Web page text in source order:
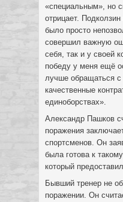
«специальным», но
отрицает.
было просто
совершил важную
себя, так и у своей
победу у меня ещё
лучше обращаться
качественные
единоборствах».
Александр Пашков
поражения
спортсменов. Он
была готова к
который
Бывший тренер не
поражении. Он